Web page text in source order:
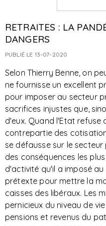
RETRAITES : LA
DANGERS
PUBLIÉ LE 13-07-2020
Selon Thierry Benne, on
ne fournisse un excellent
pour imposer au secteur
sacrifices injustes que,
d'eux. Quand l'Etat refuse
contrepartie des
se défausse sur le
des conséquences les
d'activité qu'il a imposé
prétexte pour mettre la
caisses des libéraux. Les
pernicieux du niveau de
pensions et revenus du